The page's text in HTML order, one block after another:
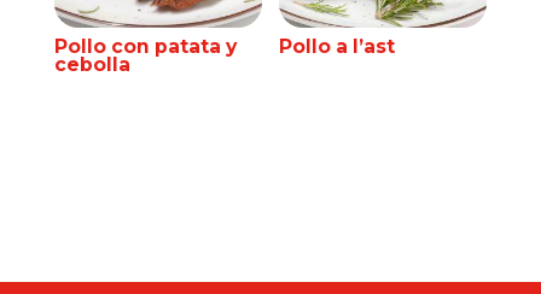
Pollo con patata y
cebolla
Pollo a l’ast